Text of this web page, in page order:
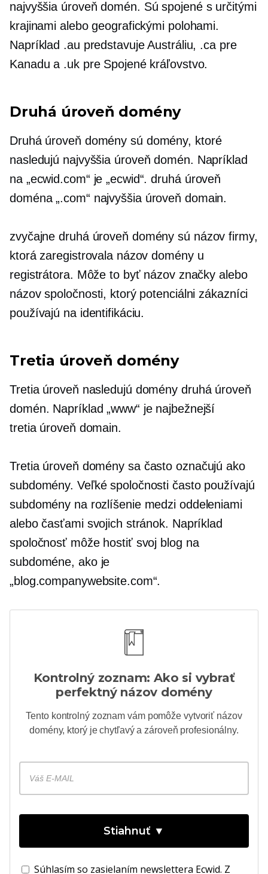
najvyššia úroveň domén. Sú spojené s určitými
krajinami alebo geografickými polohami.
Napríklad .au predstavuje Austráliu, .ca pre
Kanadu a .uk pre Spojené kráľovstvo.
Druhá úroveň domény
Druhá úroveň domény sú domény, ktoré
nasledujú najvyššia úroveň domén. Napríklad
na „ecwid.com“ je „ecwid“.druhá úroveň
doména „.com“ najvyššia úroveň domain.
zvyčajnedruhá úroveň domény sú názov firmy,
ktorá zaregistrovala názov domény u
registrátora. Môže to byť názov značky alebo
názov spoločnosti, ktorý potenciálni zákazníci
používajú na identifikáciu.
Tretia úroveň domény
Tretia úroveň nasledujú domény druhá úroveň
domén. Napríklad „www“ je najbežnejší
tretia úroveň domain.
Tretia úroveň domény sa často označujú ako
subdomény. Veľké spoločnosti často používajú
subdomény na rozlíšenie medzi oddeleniami
alebo časťami svojich stránok. Napríklad
spoločnosť môže hostiť svoj blog na
subdoméne, ako je
„blog.companywebsite.com“.
Kontrolný zoznam: Ako si vybrať
perfektný názov domény
Tento kontrolný zoznam vám pomôže vytvoriť názov
domény, ktorý je chytľavý a zároveň profesionálny.
Stiahnuť ▼
Súhlasím so zasielaním newslettera Ecwid. Z